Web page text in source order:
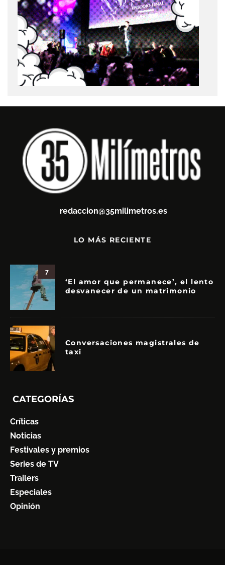
redaccion@35milimetros.es
LO MÁS RECIENTE
7
‘El amor que permanece’, el lento
desvanecer de un matrimonio
Conversaciones magistrales de
taxi
CATEGORÍAS
Críticas
Noticias
Festivales y premios
Series de TV
Trailers
Especiales
Opinión